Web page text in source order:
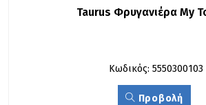
Taurus Φρυγανιέρα My
Κωδικός: 5550300103
Προβολή